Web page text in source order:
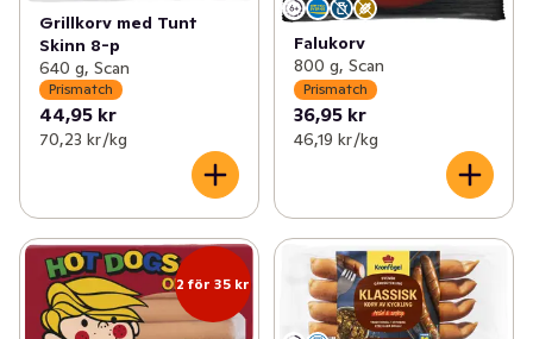
Grillkorv med Tunt
Skinn 8-p
640 g, Scan
Prismatch
44,95 kr
70,23 kr /kg
Falukorv
800 g, Scan
Prismatch
36,95 kr
46,19 kr /kg
2 för 35 kr